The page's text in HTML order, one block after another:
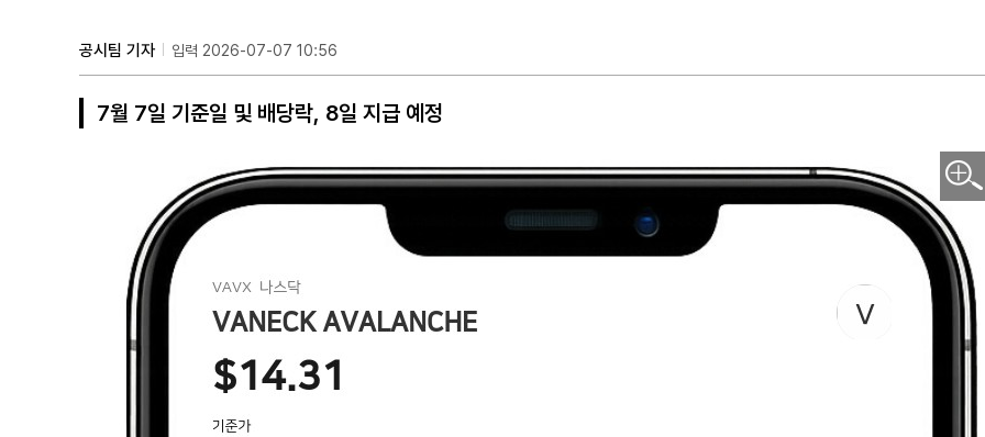
공시팀 기자 입력 2026-07-07 10:56
7월 7일 기준일 및 배당락, 8일 지급 예정